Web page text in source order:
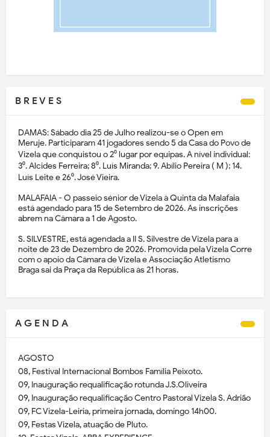
B R E V E S
DAMAS: Sábado dia 25 de Julho realizou-se o Open em
Meruje. Participaram 41 jogadores sendo 5 da Casa do Povo de
Vizela que conquistou o 2⁰ lugar por equipas. A nível individual:
3⁰. Alcides Ferreira; 8⁰. Luís Miranda; 9. Abílio Pereira ( M ); 14.
Luís Leite e 26⁰. José Vieira.
MALAFAIA - O passeio sénior de Vizela à Quinta da Malafaia
está agendado para 15 de Setembro de 2026. As inscrições
abrem na Câmara a 1 de Agosto.
S. SILVESTRE, está agendada a II S. Silvestre de Vizela para a
noite de 23 de Dezembro de 2026. Promovida pela Vizela Corre
com o apoio da Câmara de Vizela e Associação Atletismo
Braga sai da Praça da República às 21 horas.
A G E N D A
AGOSTO
08, Festival Internacional Bombos Família Peixoto.
09, Inauguração requalificação rotunda J.S.Oliveira
09, Inauguração requalificação Centro Pastoral Vizela S. Adrião
09, FC Vizela-Leiria, primeira jornada, domingo 14h00.
09, Festas Vizela, atuação de Pluto.